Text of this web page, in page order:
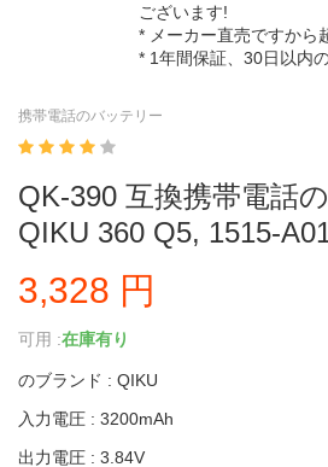
ございます!
* メーカー直売ですから
* 1年間保証、30日以内
携帯電話のバッテリー
QK-390 互換携帯電話
QIKU 360 Q5, 1515-
3,328 円
可用 :在庫有り
のブランド : QIKU
入力電圧 : 3200mAh
出力電圧 : 3.84V